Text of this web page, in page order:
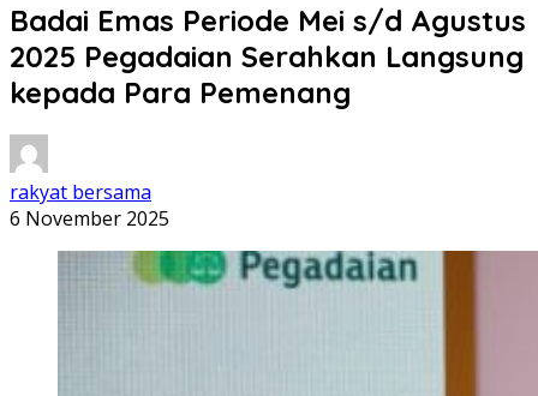
Badai Emas Periode Mei s/d Agustus
2025 Pegadaian Serahkan Langsung
kepada Para Pemenang
rakyat bersama
6 November 2025